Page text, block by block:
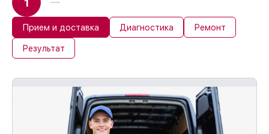
Прием и доставка Диагностика Ремонт
Результат